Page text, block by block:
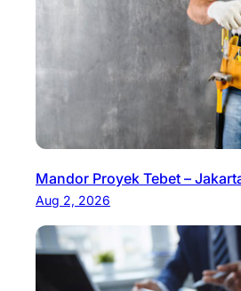
Mandor Proyek Tebet –
Aug 2, 2026